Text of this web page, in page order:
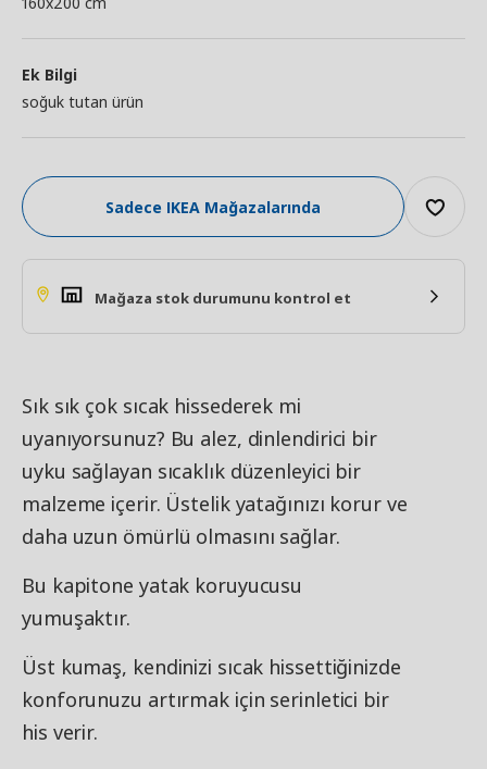
Ek Bilgi
soğuk tutan ürün
Sadece IKEA Mağazalarında
Mağaza stok durumunu kontrol et
Sık sık çok sıcak hissederek mi
uyanıyorsunuz? Bu alez, dinlendirici bir
uyku sağlayan sıcaklık düzenleyici bir
malzeme içerir. Üstelik yatağınızı korur ve
daha uzun ömürlü olmasını sağlar.
Bu kapitone yatak koruyucusu
yumuşaktır.
Üst kumaş, kendinizi sıcak hissettiğinizde
konforunuzu artırmak için serinletici bir
his verir.